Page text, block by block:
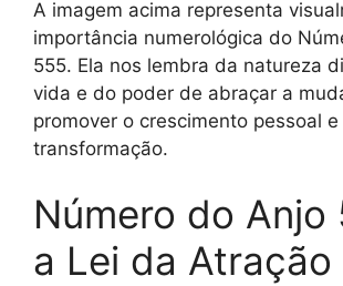
A imagem acima representa
importância numerológica do
555. Ela nos lembra da natureza
vida e do poder de abraçar a
promover o crescimento pessoal e
transformação.
Número do Anjo
a Lei da Atração